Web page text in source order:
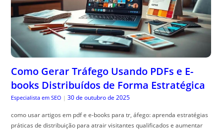
Como Gerar Tráfego Usando PDFs e E-
books Distribuídos de Forma Estratégica
Especialista em SEO | 30 de outubro de 2025
como usar artigos em pdf e e-books para tr, áfego: aprenda estratégias
práticas de distribuição para atrair visitantes qualificados e aumentar